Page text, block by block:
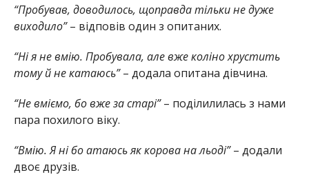
“Пробував, доводилось, щоправда тільки не дуже
виходило”– відповів один з опитаних.
“Ні я не вмію. Пробувала, але вже коліно хрустить
тому й не катаюсь”– додала опитана дівчина.
“Не вміємо, бо вже за старі”– поділилилась з нами
пара похилого віку.
“Вмію. Я ні бо атаюсь як корова на льоді”– додали
двоє друзів.